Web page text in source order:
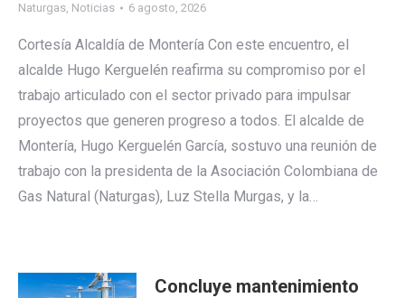
Naturgas, Noticias 6 agosto, 2026
Cortesía Alcaldía de Montería Con este encuentro, el
alcalde Hugo Kerguelén reafirma su compromiso por el
trabajo articulado con el sector privado para impulsar
proyectos que generen progreso a todos. El alcalde de
Montería, Hugo Kerguelén García, sostuvo una reunión de
trabajo con la presidenta de la Asociación Colombiana de
Gas Natural (Naturgas), Luz Stella Murgas, y la…
Concluye mantenimiento